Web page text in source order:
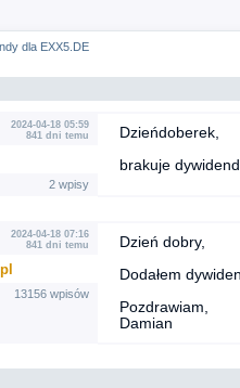
dla EXX5.DE
2024-04-18 05:59
841 dni temu
2 wpisy
Dzieńdoberek,
brakuje
2024-04-18 07:16
841 dni temu
13156 wpisów
Dzień dobry,
Dodałem
Pozdrawiam,
Damian